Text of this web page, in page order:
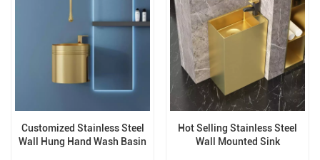
Customized Stainless Steel
Wall Hung Hand Wash Basin
Hot Selling Stainless Steel
Wall Mounted Sink